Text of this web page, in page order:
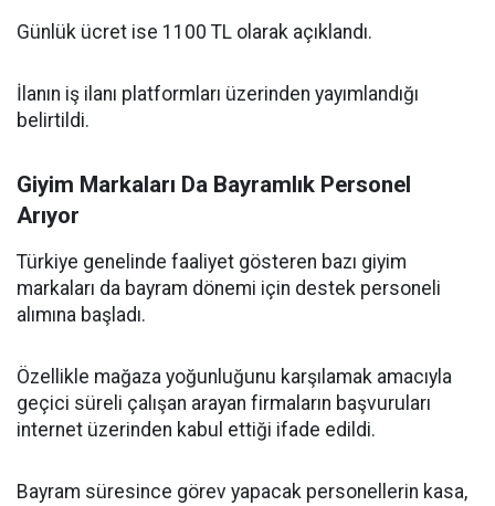
Günlük ücret ise 1100 TL olarak açıklandı.
İlanın iş ilanı platformları üzerinden yayımlandığı
belirtildi.
Giyim Markaları Da Bayramlık Personel
Arıyor
Türkiye genelinde faaliyet gösteren bazı giyim
markaları da bayram dönemi için destek personeli
alımına başladı.
Özellikle mağaza yoğunluğunu karşılamak amacıyla
geçici süreli çalışan arayan firmaların başvuruları
internet üzerinden kabul ettiği ifade edildi.
Bayram süresince görev yapacak personellerin kasa,